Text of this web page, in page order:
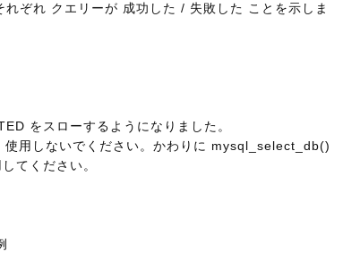
ぞれ クエリーが 成功した / 失敗した ことを示しま
をスローするようになりました。
用しないでください。かわりに mysql_select_db()
てください。